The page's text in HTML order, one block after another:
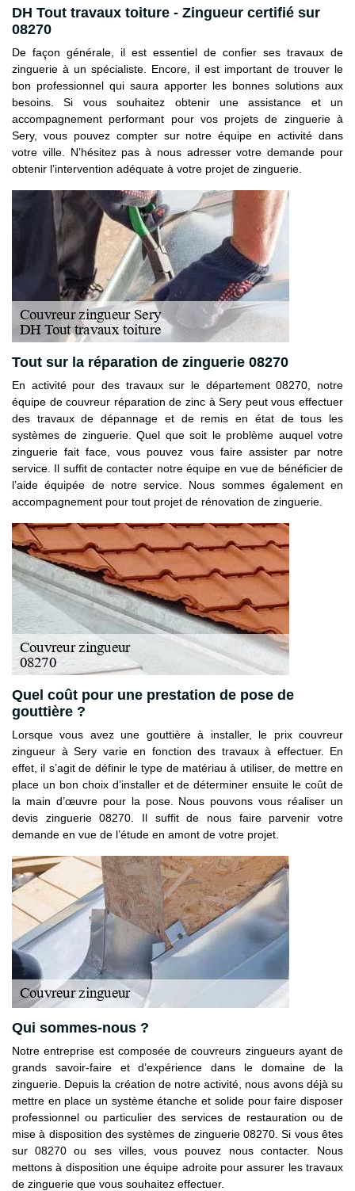
DH Tout travaux toiture - Zingueur certifié sur
08270
De façon générale, il est essentiel de confier ses travaux de
zinguerie à un spécialiste. Encore, il est important de trouver le
bon professionnel qui saura apporter les bonnes solutions aux
besoins. Si vous souhaitez obtenir une assistance et un
accompagnement performant pour vos projets de zinguerie à
Sery, vous pouvez compter sur notre équipe en activité dans
votre ville. N’hésitez pas à nous adresser votre demande pour
obtenir l’intervention adéquate à votre projet de zinguerie.
Tout sur la réparation de zinguerie 08270
En activité pour des travaux sur le département 08270, notre
équipe de couvreur réparation de zinc à Sery peut vous effectuer
des travaux de dépannage et de remis en état de tous les
systèmes de zinguerie. Quel que soit le problème auquel votre
zinguerie fait face, vous pouvez vous faire assister par notre
service. Il suffit de contacter notre équipe en vue de bénéficier de
l’aide équipée de notre service. Nous sommes également en
accompagnement pour tout projet de rénovation de zinguerie.
Quel coût pour une prestation de pose de
gouttière ?
Lorsque vous avez une gouttière à installer, le prix couvreur
zingueur à Sery varie en fonction des travaux à effectuer. En
effet, il s’agit de définir le type de matériau à utiliser, de mettre en
place un bon choix d’installer et de déterminer ensuite le coût de
la main d’œuvre pour la pose. Nous pouvons vous réaliser un
devis zinguerie 08270. Il suffit de nous faire parvenir votre
demande en vue de l’étude en amont de votre projet.
Qui sommes-nous ?
Notre entreprise est composée de couvreurs zingueurs ayant de
grands savoir-faire et d’expérience dans le domaine de la
zinguerie. Depuis la création de notre activité, nous avons déjà su
mettre en place un système étanche et solide pour faire disposer
professionnel ou particulier des services de restauration ou de
mise à disposition des systèmes de zinguerie 08270. Si vous êtes
sur 08270 ou ses villes, vous pouvez nous contacter. Nous
mettons à disposition une équipe adroite pour assurer les travaux
de zinguerie que vous souhaitez effectuer.